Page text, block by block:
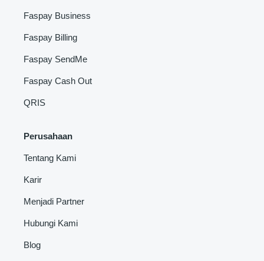
Faspay Business
Faspay Billing
Faspay SendMe
Faspay Cash Out
QRIS
Perusahaan
Tentang Kami
Karir
Menjadi Partner
Hubungi Kami
Blog